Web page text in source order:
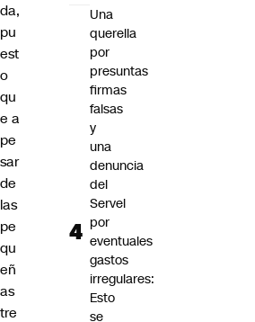
da,
pu
est
o
qu
e a
pe
sar
de
las
pe
qu
eñ
as
tre
Una
querella
por
presuntas
firmas
falsas
y
una
denuncia
del
Servel
por
eventuales
gastos
irregulares:
Esto
se